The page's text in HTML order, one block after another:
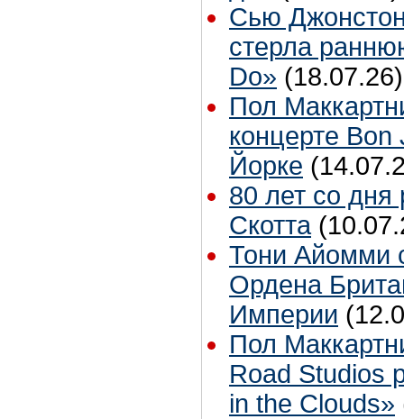
Сью
стерла
Do» (18.07.26)
Пол
концерте
Йорке
80 лет со
Скотта
Тони Айомми
Ордена
Империи
Пол
Road Studios
in the Clouds»